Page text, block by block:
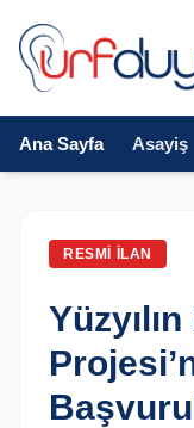
Ana Sayfa Asayiş
RESMI İLAN